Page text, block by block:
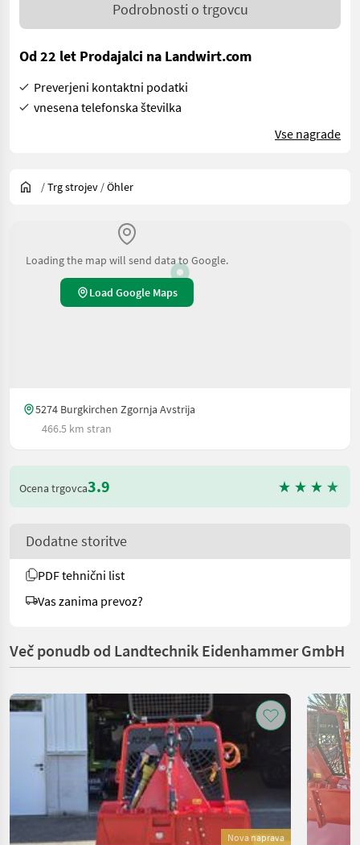
Podrobnosti o trgovcu
Od 22 let Prodajalci na Landwirt.com
Preverjeni kontaktni podatki
vnesena telefonska številka
Vse nagrade
/Trg strojev /Öhler
Loading the map will send data to Google.
Load Google Maps
5274 Burgkirchen Zgornja Avstrija
466.5 km stran
Ocena trgovca3.9
Dodatne storitve
PDF tehnični list
Vas zanima prevoz?
Več ponudb od Landtechnik Eidenhammer GmbH
Nova naprava